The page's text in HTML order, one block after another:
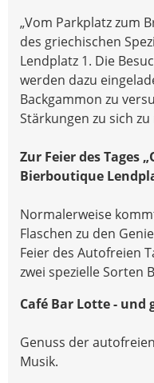
„Vom Parkplatz zum
des griechischen
Lendplatz 1. Die
werden dazu
Backgammon zu
Stärkungen zu sich
Zur Feier des Tages
Bierboutique
Normalerweise
Flaschen zu den
Feier des Autofreien
zwei spezielle Sorten
Café Bar Lotte - und
Genuss der
Musik.